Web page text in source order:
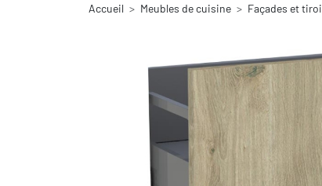
Accueil Meubles de cuisine Façades et